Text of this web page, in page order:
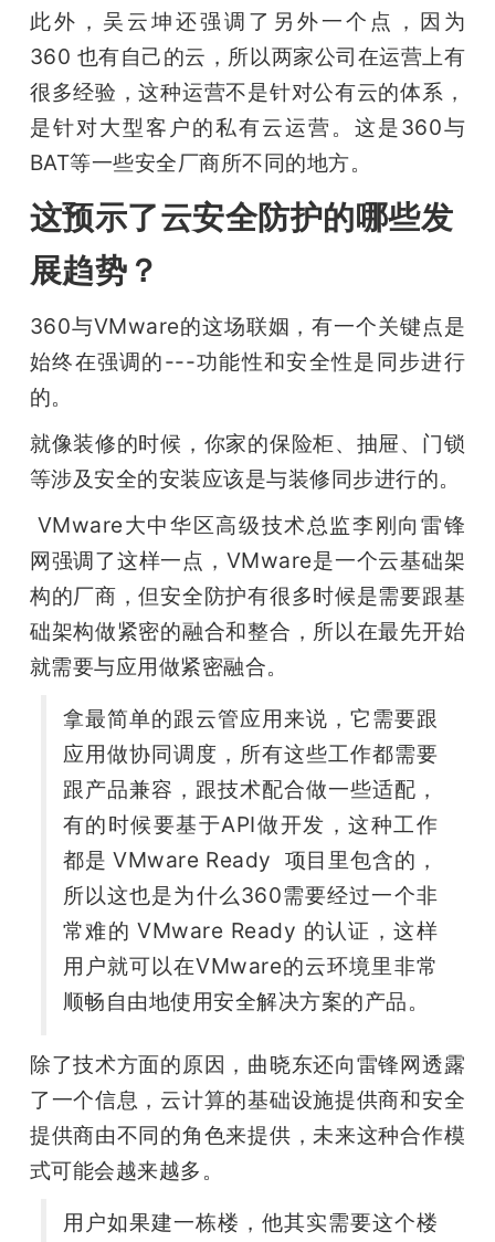
此外，吴云坤还强调了另外一个点，因为
360 也有自己的云，所以两家公司在运营上有
很多经验，这种运营不是针对公有云的体系，
是针对大型客户的私有云运营。这是360与
BAT等一些安全厂商所不同的地方。
这预示了云安全防护的哪些发
展趋势？
360与VMware的这场联姻，有一个关键点是
始终在强调的---功能性和安全性是同步进行
的。
就像装修的时候，你家的保险柜、抽屉、门锁
等涉及安全的安装应该是与装修同步进行的。
VMware大中华区高级技术总监李刚向雷锋
网强调了这样一点，VMware是一个云基础架
构的厂商，但安全防护有很多时候是需要跟基
础架构做紧密的融合和整合，所以在最先开始
就需要与应用做紧密融合。
拿最简单的跟云管应用来说，它需要跟
应用做协同调度，所有这些工作都需要
跟产品兼容，跟技术配合做一些适配，
有的时候要基于API做开发，这种工作
都是 VMware Ready  项目里包含的，
所以这也是为什么360需要经过一个非
常难的 VMware Ready 的认证，这样
用户就可以在VMware的云环境里非常
顺畅自由地使用安全解决方案的产品。
除了技术方面的原因，曲晓东还向雷锋网透露
了一个信息，云计算的基础设施提供商和安全
提供商由不同的角色来提供，未来这种合作模
式可能会越来越多。
用户如果建一栋楼，他其实需要这个楼